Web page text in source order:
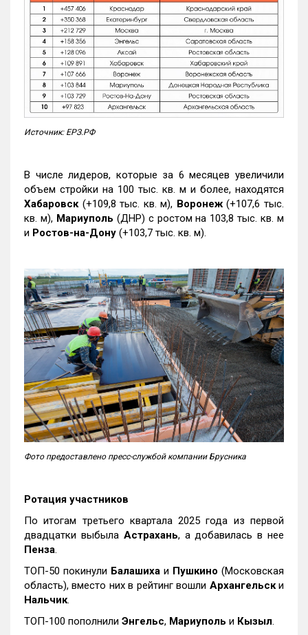
Источник: ЕРЗ.РФ
В числе лидеров, которые за 6 месяцев увеличили
объем стройки на 100 тыс. кв. м и более, находятся
Хабаровск (+109,8 тыс. кв. м), Воронеж(+107,6 тыс.
кв. м), Мариуполь (ДНР) с ростом на 103,8 тыс. кв. м
и Ростов-на-Дону (+103,7 тыс. кв. м).
Фото предоставлено пресс-службой компании Брусника
Ротация участников
По итогам третьего квартала 2025 года из первой
двадцатки выбыла Астрахань, а добавилась в нее
Пенза.
ТОП-50 покинули Балашиха и Пушкино (Московская
область), вместо них в рейтинг вошли Архангельски
Нальчик.
ТОП-100 пополнили Энгельс, Мариуполь и Кызыл.